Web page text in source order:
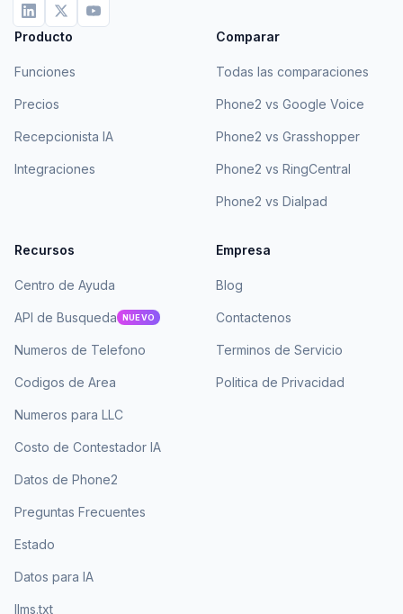
Producto
Funciones
Precios
Recepcionista IA
Integraciones
Comparar
Todas las comparaciones
Phone2 vs Google Voice
Phone2 vs Grasshopper
Phone2 vs RingCentral
Phone2 vs Dialpad
Recursos
Centro de Ayuda
API de Busqueda NUEVO
Numeros de Telefono
Codigos de Area
Numeros para LLC
Costo de Contestador IA
Datos de Phone2
Preguntas Frecuentes
Estado
Datos para IA
llms.txt
Empresa
Blog
Contactenos
Terminos de Servicio
Politica de Privacidad